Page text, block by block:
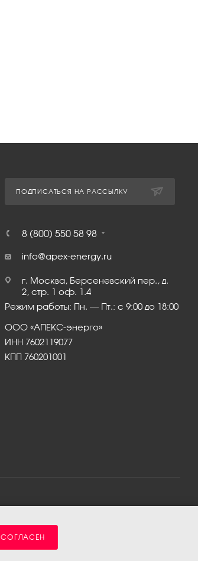
ПОДПИСАТЬСЯ НА РАССЫЛКУ
8 (800) 550 58 98
info@apex-energy.ru
г. Москва, Берсеневский пер., д.
2, стр. 1 оф. 1.4
Режим работы: Пн. – Пт.: с 9:00 до 18:00
ООО «АПЕКС-энерго»
ИНН 7602119077
КПП 760201001
СОГЛАСЕН